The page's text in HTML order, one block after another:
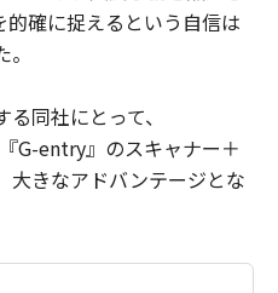
確に捉えるという自信は
同社にとって、
G-entry』のスキャナー＋
大きなアドバンテージとな